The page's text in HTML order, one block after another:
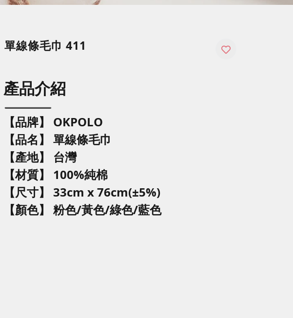
單線條毛巾 411
產品介紹
【品牌】 OKPOLO
【品名】 單線條毛巾
【產地】 台灣
【材質】 100%純棉
【尺寸】 33cm x 76cm(±5%)
【顏色】 粉色/黃色/綠色/藍色